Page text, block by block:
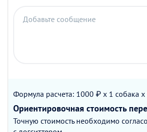
Добавьте сообщение
Формула расчета: 1000 ₽ x 1 собака x
Ориентировочная стоимость
Точную стоимость необходимо